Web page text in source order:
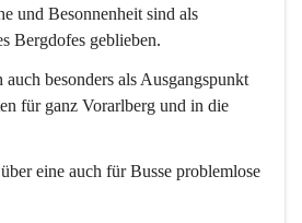
und Besonnenheit sind als
Bergdofes geblieben.
besonders als Ausgangspunkt
für ganz Vorarlberg und in die
eine auch für Busse problemlose